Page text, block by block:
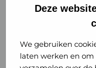
Deze
We gebruiken
laten werken en
of
GGD
of
GGD